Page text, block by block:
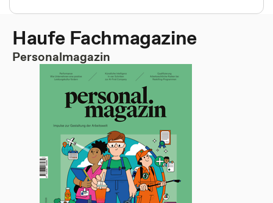
Haufe Fachmagazine
Personalmagazin